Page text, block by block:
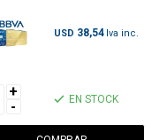
USD 38,54
+
-
EN STOCK